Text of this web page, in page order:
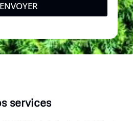
ENVOYER
services